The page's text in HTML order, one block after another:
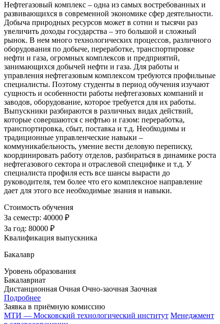
Нефтегазовый комплекс – одна из самых востребованных и
развивающихся в современной экономике сфер деятельности.
Добыча природных ресурсов может в сотни и тысячи раз
увеличить доходы государства – это большой и сложный
рынок. В нем много технологических процессов, различного
оборудования по добыче, переработке, транспортировке
нефти и газа, огромных комплексов и предприятий,
занимающихся добычей нефти и газа. Для работы и
управления нефтегазовым комплексом требуются профильные
специалисты. Поэтому студенты в период обучения изучают
сущность и особенности работы нефтегазовых компаний и
заводов, оборудование, которое требуется для их работы.
Выпускники разбираются в различных видах действий,
которые совершаются с нефтью и газом: переработка,
транспортировка, сбыт, поставка и т.д. Необходимы и
традиционные управленческие навыки –
коммуникабельность, умение вести деловую переписку,
координировать работу отделов, разбираться в динамике роста
нефтегазового сектора и отраслевой специфике и т.д. У
специалиста профиля есть все шансы вырасти до
руководителя, тем более что его комплексное направление
дает для этого все необходимые знания и навыки.
Стоимость обучения
За семестр: 40000 ₽
За год: 80000 ₽
Квалификация выпускника
Бакалавр
Уровень образования
Бакалавриат
Дистанционная Очная Очно-заочная Заочная
Подробнее
Заявка в приёмную комиссию
МТИ — Московский технологический институт Менеджмент